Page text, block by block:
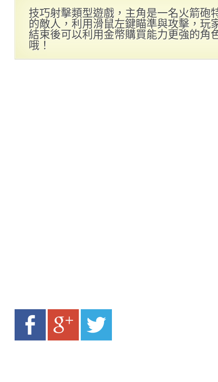
技巧射擊類型遊戲，主角是一名火箭砲
的敵人，利用滑鼠左鍵瞄準與攻擊，玩
結束後可以利用金幣購買能力更強的角
哦！